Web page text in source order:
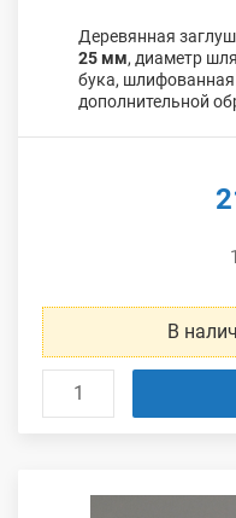
Деревянная
25 мм, диаметр
бука, шлифованная
дополнительной
В